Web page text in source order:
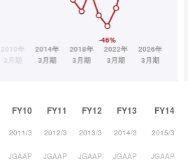
FY10 FY11 FY12 FY13 FY14
2011/3 2012/3 2013/3 2014/3 2015/3
JGAAP
JGAAP
JGAAP
JGAAP
JGAAP